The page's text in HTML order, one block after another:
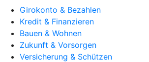
Girokonto & Bezahlen
Kredit & Finanzieren
Bauen & Wohnen
Zukunft & Vorsorgen
Versicherung & Schützen